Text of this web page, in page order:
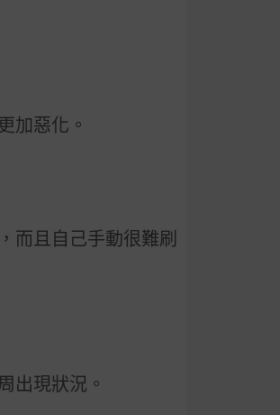
加惡化。
而且自己手動很難刷
出現狀況。